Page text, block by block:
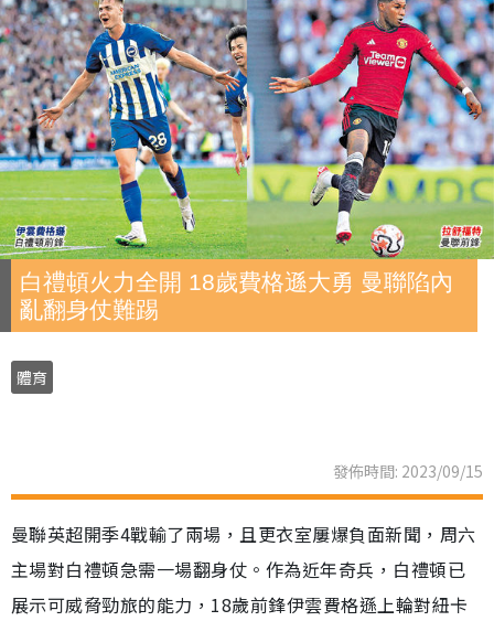
白禮頓火力全開 18歲費格遜大勇 曼聯陷內
亂翻身仗難踢
體育
發佈時間: 2023/09/15
曼聯英超開季4戰輸了兩場，且更衣室屢爆負面新聞，周六
主場對白禮頓急需一場翻身仗。作為近年奇兵，白禮頓已
展示可威脅勁旅的能力，18歲前鋒伊雲費格遜上輪對紐卡